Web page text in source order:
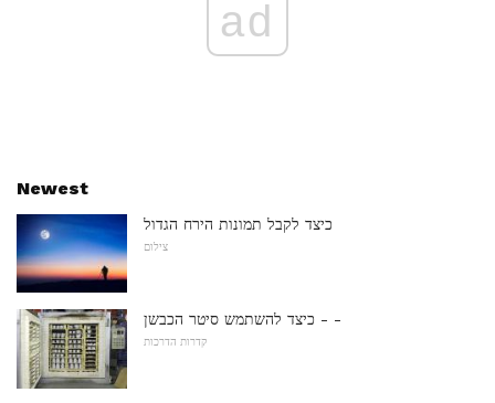
ad
Newest
כיצד לקבל תמונות הירח הגדול
צילום
כיצד להשתמש סיטר הכבשן - -
קדרות הדרכות